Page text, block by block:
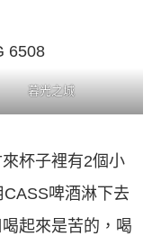
暮光之城
杯子裡有2個小
啤酒淋下去
起來是苦的，喝